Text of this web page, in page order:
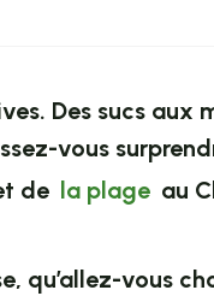
Des sucs aux
vous
de la plage au
qu’allez-vous